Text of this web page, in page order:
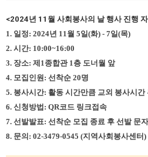
<2024년 11월 사회봉사의 날 행사 진행
1. 일정: 2024년 11월 5일(화) - 7일(목)
2. 시간: 10:00~16:00
3. 장소: 제1종합관 1층 도너월 앞
4. 모집인원: 선착순 20명
5. 봉사시간: 활동 시간만큼 교외 봉사시간
6. 신청방법: QR코드 링크접속
7. 선발발표: 선착순 모집 종료 후 선발 문
8. 문의: 02-3479-0545 (지역사회봉사센터)